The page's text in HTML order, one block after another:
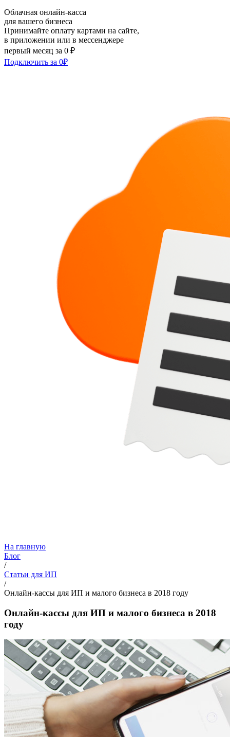
Облачная онлайн-касса
для вашего бизнеса
Принимайте оплату картами на сайте,
в приложении или в мессенджере
первый месяц за 0 ₽
Подключить за 0₽
На главную
Блог
/
Статьи для ИП
/
Онлайн-кассы для ИП и малого бизнеса в 2018 году
Онлайн-кассы для ИП и малого бизнеса в 2018
году